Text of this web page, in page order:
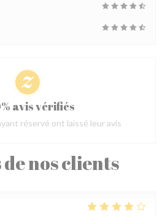
de nos clients
avis vérifiés
réservé ont laissé leur avis